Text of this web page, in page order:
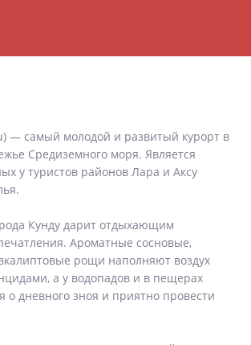
— самый молодой и развитый курорт в
Средиземного моря. Является
у туристов районов Лара и Аксу
Кунду дарит отдыхающим
Ароматные сосновые,
рощи наполняют воздух
а у водопадов и в пещерах
о дневного зноя и приятно провести